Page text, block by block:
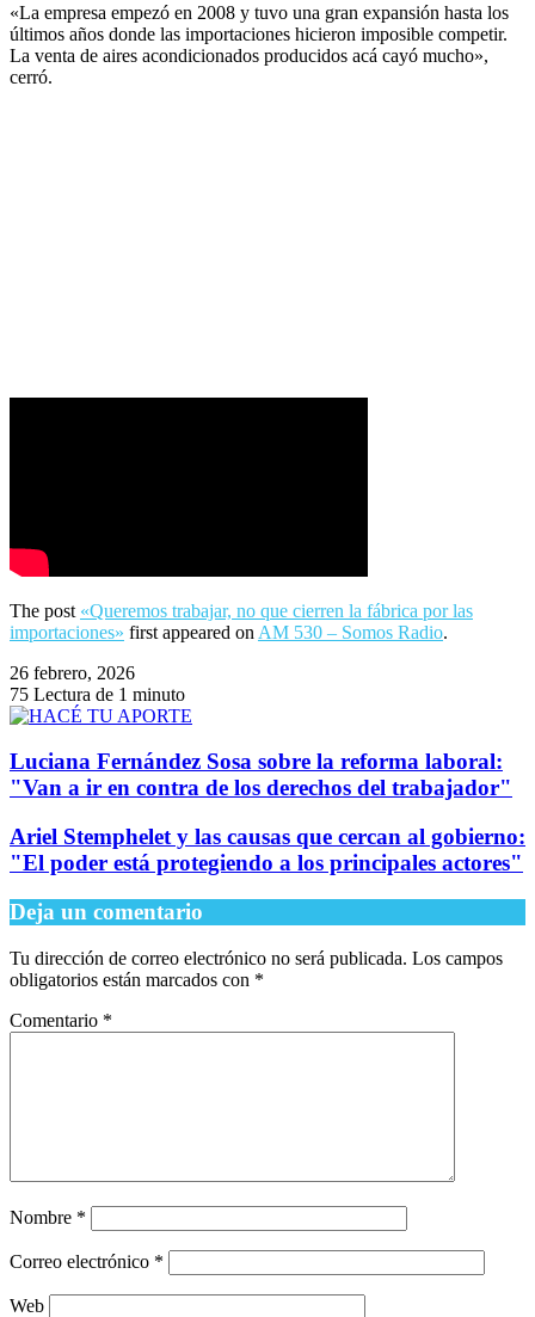
«La empresa empezó en 2008 y tuvo una gran expansión hasta los
últimos años donde las importaciones hicieron imposible competir.
La venta de aires acondicionados producidos acá cayó mucho»,
cerró.
The post «Queremos trabajar, no que cierren la fábrica por las
importaciones» first appeared on AM 530 – Somos Radio.
26 febrero, 2026
75 Lectura de 1 minuto
Luciana Fernández Sosa sobre la reforma laboral:
"Van a ir en contra de los derechos del trabajador"
Ariel Stemphelet y las causas que cercan al gobierno:
"El poder está protegiendo a los principales actores"
Deja un comentario
Tu dirección de correo electrónico no será publicada. Los campos
obligatorios están marcados con *
Comentario *
Nombre *
Correo electrónico *
Web